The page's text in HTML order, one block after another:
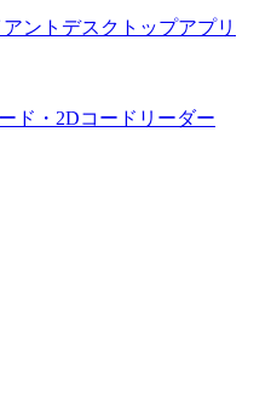
ントデスクトップアプリ
ド・2Dコードリーダー